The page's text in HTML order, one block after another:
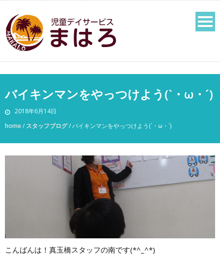
バイキンマンをやっつけよう(`・ω・´)
2018年6月14日
home/ スタッフブログ/バイキンマンをやっつけよう(`・ω・´)
こんばんは！真玉橋スタッフの南です(*^_^*)